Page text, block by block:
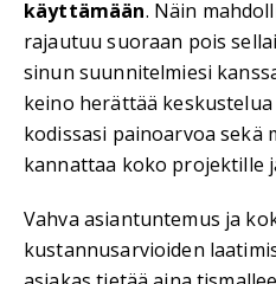
käyttämään. Näin
rajautuu suoraan pois
sinun suunnitelmiesi
keino herättää
kodissasi painoarvoa sekä
kannattaa koko projektille
Vahva asiantuntemus ja
kustannusarvioiden